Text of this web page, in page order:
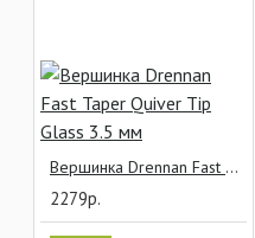
Вершинка Drennan Fast Taper Quiver Tip Glass 3.5 мм
2279р.